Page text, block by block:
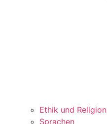
Ethik und Religion
Sprachen